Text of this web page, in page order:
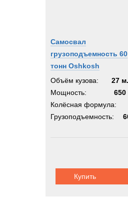
Самосвал
грузоподъемность 60
тонн Oshkosh
Объём кузова:
27
Мощность:
650
Колёсная формула:
Грузоподъемность:
Купить